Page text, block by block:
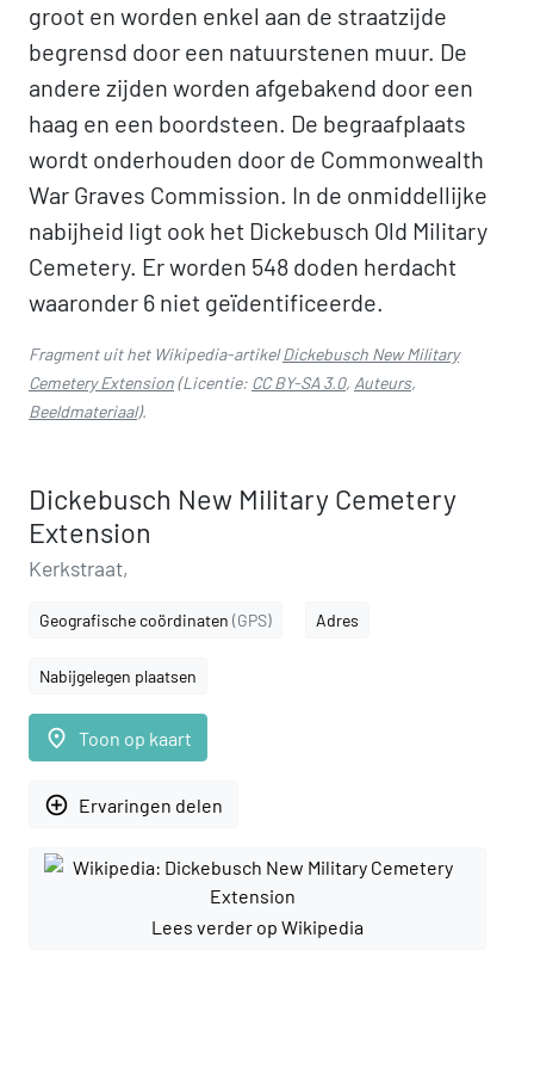
groot en worden enkel aan de straatzijde
begrensd door een natuurstenen muur. De
andere zijden worden afgebakend door een
haag en een boordsteen. De begraafplaats
wordt onderhouden door de Commonwealth
War Graves Commission. In de onmiddellijke
nabijheid ligt ook het Dickebusch Old Military
Cemetery. Er worden 548 doden herdacht
waaronder 6 niet geïdentificeerde.
Fragment uit het Wikipedia-artikelDickebusch New Military
Cemetery Extension(Licentie: CC BY-SA 3.0, Auteurs,
Beeldmateriaal).
Dickebusch New Military Cemetery
Extension
Kerkstraat,
Geografische coördinaten (GPS) Adres
Nabijgelegen plaatsen
place Toon op kaart
add_circle_outline Ervaringen delen
Lees verder op Wikipedia